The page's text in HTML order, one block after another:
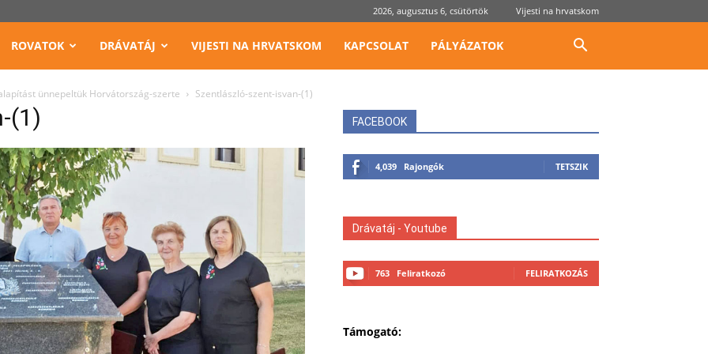
2026, augusztus 6, csütörtök Vijesti na hrvatskom
ROVATOK DRÁVATÁJ VIJESTI NA HRVATSKOM KAPCSOLAT PÁLYÁZATOK
ünnepeltük Horvátország-szerte Szentlászló-szent-isvan-(1)
(1) FACEBOOK
4,039 Rajongók TETSZIK
Drávatáj - Youtube
763 Feliratkozó FELIRATKOZÁS
Támogató: